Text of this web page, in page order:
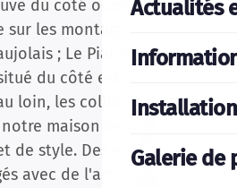
Actualités
Galerie de
du côté ouest de la
les montagnes de
; Le Pianiste (avec des
du côté est, avec une
loin, les collines du Jura.
maison de maître est
de style. Des espaces
avec de l'art, une salle de